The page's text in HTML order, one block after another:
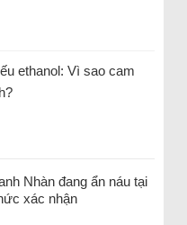
ethanol: Vì sao cam
Nhàn đang ẩn náu tại
xác nhận